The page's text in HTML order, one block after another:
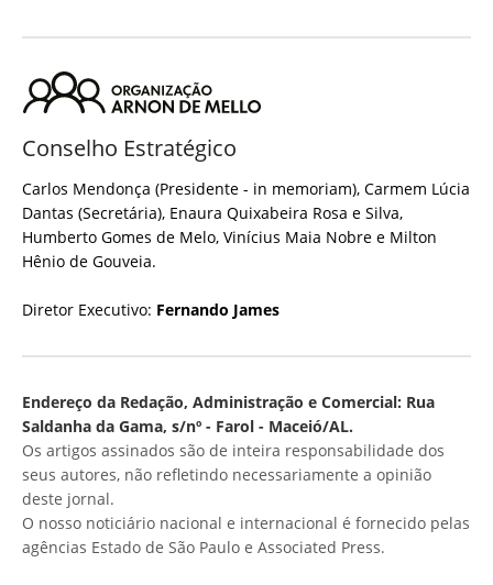
Conselho Estratégico
Carlos Mendonça (Presidente - in memoriam), Carmem Lúcia
Dantas (Secretária), Enaura Quixabeira Rosa e Silva,
Humberto Gomes de Melo, Vinícius Maia Nobre e Milton
Hênio de Gouveia.
Diretor Executivo: Fernando James
Endereço da Redação, Administração e Comercial: Rua
Saldanha da Gama, s/nº - Farol - Maceió/AL.
Os artigos assinados são de inteira responsabilidade dos
seus autores, não refletindo necessariamente a opinião
deste jornal.
O nosso noticiário nacional e internacional é fornecido pelas
agências Estado de São Paulo e Associated Press.